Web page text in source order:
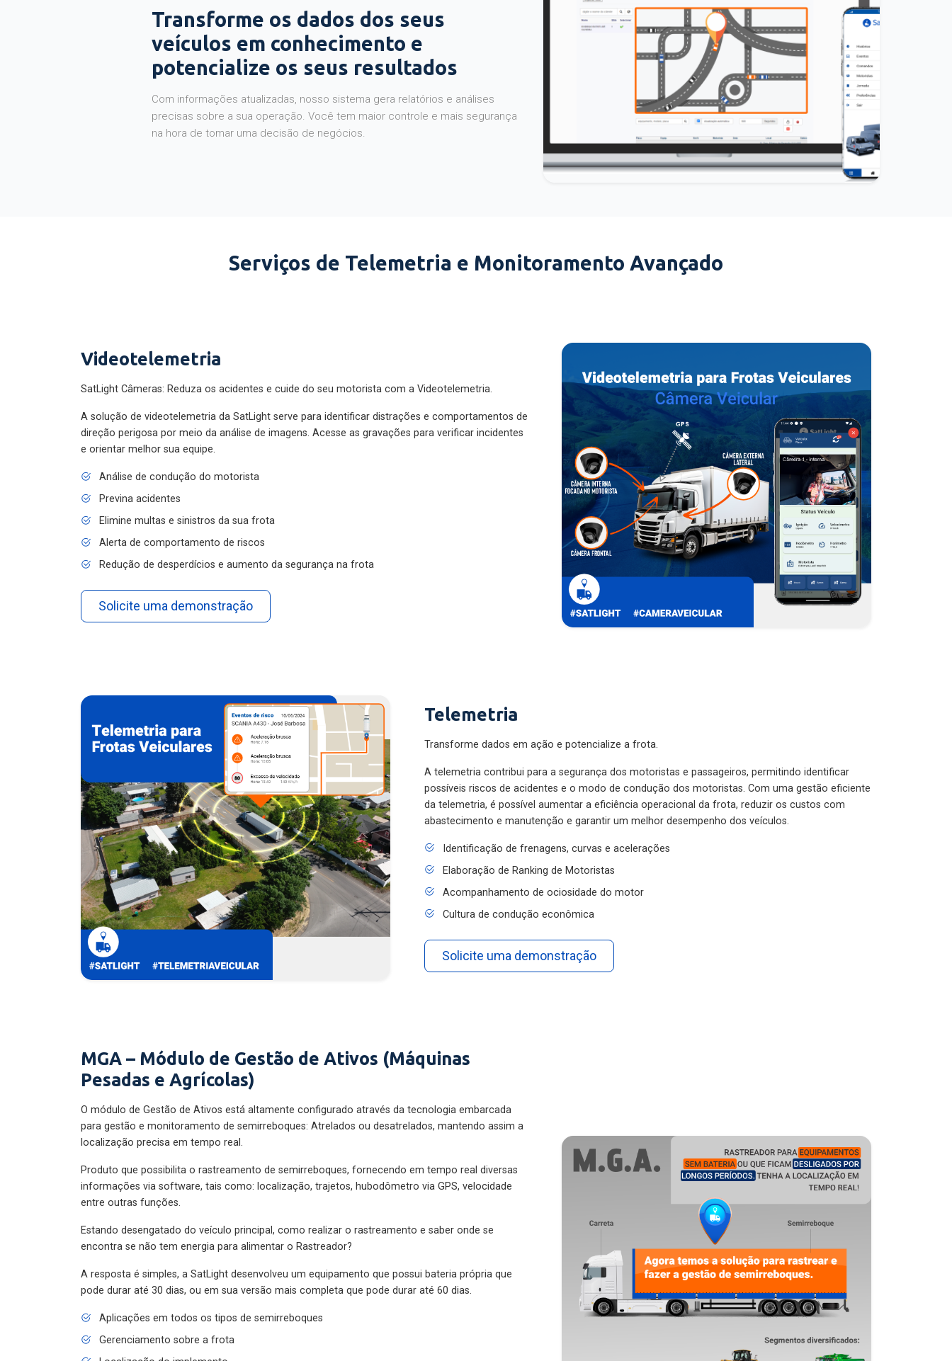
Transforme os dados dos seus
veículos em conhecimento e
potencialize os seus resultados
Com informações atualizadas, nosso sistema gera relatórios e análises
precisas sobre a sua operação. Você tem maior controle e mais segurança
na hora de tomar uma decisão de negócios.
Serviços de Telemetria e Monitoramento Avançado
Videotelemetria
SatLight Câmeras: Reduza os acidentes e cuide do seu motorista com a Videotelemetria.
A solução de videotelemetria da SatLight serve para identificar distrações e comportamentos de
direção perigosa por meio da análise de imagens. Acesse as gravações para verificar incidentes
e orientar melhor sua equipe.
Análise de condução do motorista
Previna acidentes
Elimine multas e sinistros da sua frota
Alerta de comportamento de riscos
Redução de desperdícios e aumento da segurança na frota
Solicite uma demonstração
Telemetria
Transforme dados em ação e potencialize a frota.
A telemetria contribui para a segurança dos motoristas e passageiros, permitindo identificar
possíveis riscos de acidentes e o modo de condução dos motoristas. Com uma gestão eficiente
da telemetria, é possível aumentar a eficiência operacional da frota, reduzir os custos com
abastecimento e manutenção e garantir um melhor desempenho dos veículos.
Identificação de frenagens, curvas e acelerações
Elaboração de Ranking de Motoristas
Acompanhamento de ociosidade do motor
Cultura de condução econômica
Solicite uma demonstração
MGA – Módulo de Gestão de Ativos (Máquinas
Pesadas e Agrícolas)
O módulo de Gestão de Ativos está altamente configurado através da tecnologia embarcada
para gestão e monitoramento de semirreboques: Atrelados ou desatrelados, mantendo assim a
localização precisa em tempo real.
Produto que possibilita o rastreamento de semirreboques, fornecendo em tempo real diversas
informações via software, tais como: localização, trajetos, hubodômetro via GPS, velocidade
entre outras funções.
Estando desengatado do veículo principal, como realizar o rastreamento e saber onde se
encontra se não tem energia para alimentar o Rastreador?
A resposta é simples, a SatLight desenvolveu um equipamento que possui bateria própria que
pode durar até 30 dias, ou em sua versão mais completa que pode durar até 60 dias.
Aplicações em todos os tipos de semirreboques
Gerenciamento sobre a frota
Localização do implemento